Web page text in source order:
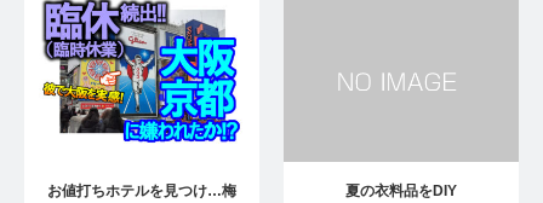
お値打ちホテルを見つけ…梅
夏の衣料品をDIY